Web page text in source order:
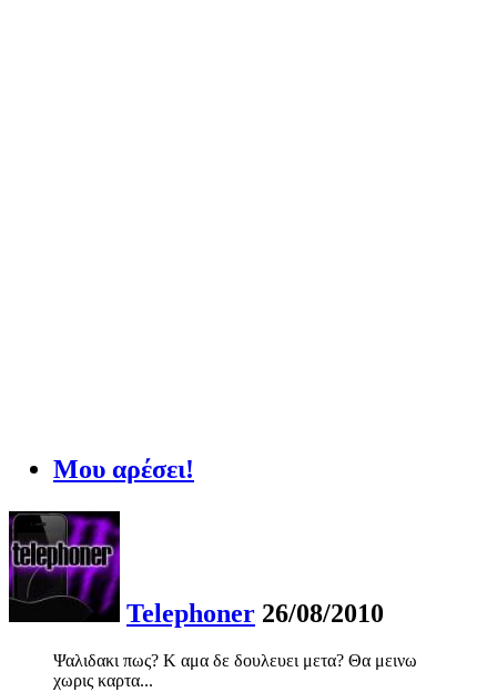
Μου αρέσει!
Telephoner 26/08/2010
Ψαλιδακι πως? Κ αμα δε δουλευει μετα? Θα μεινω
χωρις καρτα...